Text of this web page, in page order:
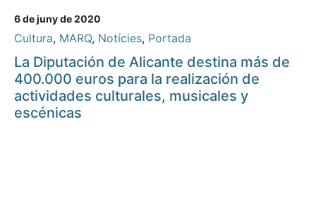
6 de juny de 2020
Cultura, MARQ, Notícies, Portada
La Diputación de Alicante destina más de
400.000 euros para la realización de
actividades culturales, musicales y
escénicas